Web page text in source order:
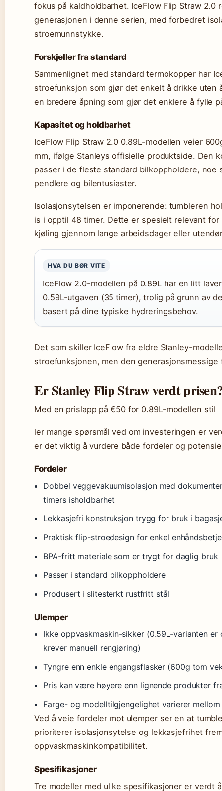
fokus på kaldholdbarhet. IceFlow Flip Straw 2.0
generasjonen i denne serien, med forbedret
stroemunnstykke.
Forskjeller fra standard
Sammenlignet med standard termokopper har
stroefunksjon som gjør det enkelt å drikke uten
en bredere åpning som gjør det enklere å fylle
Kapasitet og holdbarhet
IceFlow Flip Straw 2.0 0.89L-modellen veier
mm, ifølge Stanleys offisielle produktside. Den
passer i de fleste standard bilkoppholdere, noe
pendlere og bilentusiaster.
Isolasjonsytelsen er imponerende: tumbleren
is i opptil 48 timer. Dette er spesielt relevant
kjøling gjennom lange arbeidsdager eller
HVA DU BØR VITE
IceFlow 2.0-modellen på 0.89L har en litt
0.59L-utgaven (35 timer), trolig på grunn av
basert på dine typiske hydreringsbehov.
Det som skiller IceFlow fra eldre Stanley-
stroefunksjonen, men den generasjonsmessige
Er Stanley Flip Straw verdt
Med en prislapp på €50 for 0.89L-modellen stil
ler mange spørsmål ved om investeringen er
er det viktig å vurdere både fordeler og
Fordeler
Dobbel veggevakuumisolasjon med
timers isholdbarhet
Lekkasjefri konstruksjon trygg for bruk i
Praktisk flip-stroedesign for enkel
BPA-fritt materiale som er trygt for daglig bruk
Passer i standard bilkoppholdere
Produsert i slitesterkt rustfritt stål
Ulemper
Ikke oppvaskmaskin-sikker (0.59L-varianten er
krever manuell rengjøring)
Tyngre enn enkle engangsflasker (600g tom
Pris kan være høyere enn lignende produkter
Farge- og modelltilgjengelighet varierer
Ved å veie fordeler mot ulemper ser en at
prioriterer isolasjonsytelse og lekkasjefrihet
oppvaskmaskinkompatibilitet.
Spesifikasjoner
Tre modeller med ulike spesifikasjoner er verdt